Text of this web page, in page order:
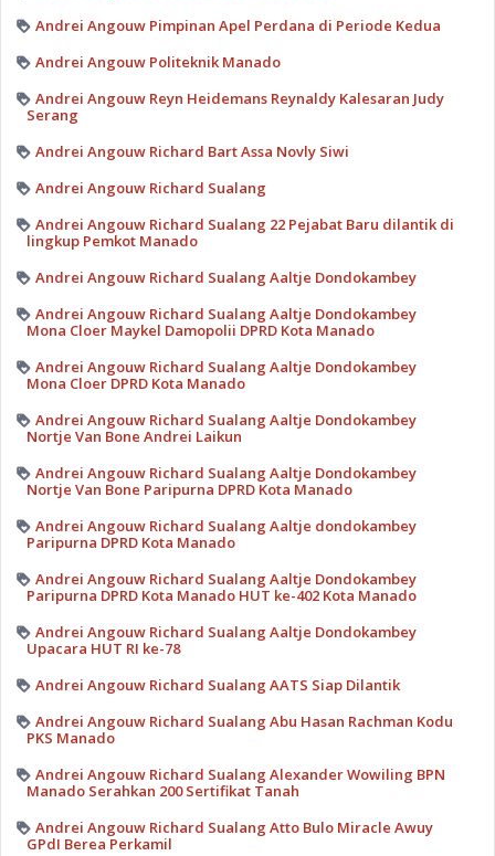
Andrei Angouw Pimpinan Apel Perdana di Periode Kedua
Andrei Angouw Politeknik Manado
Andrei Angouw Reyn Heidemans Reynaldy Kalesaran Judy
Serang
Andrei Angouw Richard Bart Assa Novly Siwi
Andrei Angouw Richard Sualang
Andrei Angouw Richard Sualang 22 Pejabat Baru dilantik di
lingkup Pemkot Manado
Andrei Angouw Richard Sualang Aaltje Dondokambey
Andrei Angouw Richard Sualang Aaltje Dondokambey
Mona Cloer Maykel Damopolii DPRD Kota Manado
Andrei Angouw Richard Sualang Aaltje Dondokambey
Mona Cloer DPRD Kota Manado
Andrei Angouw Richard Sualang Aaltje Dondokambey
Nortje Van Bone Andrei Laikun
Andrei Angouw Richard Sualang Aaltje Dondokambey
Nortje Van Bone Paripurna DPRD Kota Manado
Andrei Angouw Richard Sualang Aaltje dondokambey
Paripurna DPRD Kota Manado
Andrei Angouw Richard Sualang Aaltje Dondokambey
Paripurna DPRD Kota Manado HUT ke-402 Kota Manado
Andrei Angouw Richard Sualang Aaltje Dondokambey
Upacara HUT RI ke-78
Andrei Angouw Richard Sualang AATS Siap Dilantik
Andrei Angouw Richard Sualang Abu Hasan Rachman Kodu
PKS Manado
Andrei Angouw Richard Sualang Alexander Wowiling BPN
Manado Serahkan 200 Sertifikat Tanah
Andrei Angouw Richard Sualang Atto Bulo Miracle Awuy
GPdI Berea Perkamil